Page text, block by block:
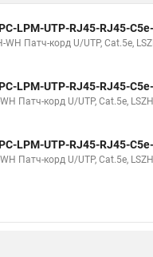
LPM-UTP-RJ45-RJ45-
WH Патч-корд U/UTP, Cat.5е,
LPM-UTP-RJ45-RJ45-
Патч-корд U/UTP, Cat.5е,
LPM-UTP-RJ45-RJ45-
Патч-корд U/UTP, Cat.5e,